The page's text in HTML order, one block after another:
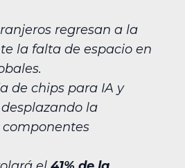
regresan a la
la falta de espacio en
de chips para IA y
la